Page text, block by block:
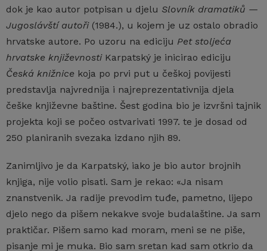
dok je kao autor potpisan u djelu Slovník dramatiků —
Jugoslávští autoři(1984.), u kojem je uz ostalo obradio
hrvatske autore. Po uzoru na ediciju Pet stoljeća
hrvatske književnostiKarpatský je inicirao ediciju
Česká knižnice koja po prvi put u češkoj povijesti
predstavlja najvrednija i najreprezentativnija djela
češke književne baštine. Šest godina bio je izvršni tajnik
projekta koji se počeo ostvarivati 1997. te je dosad od
250 planiranih svezaka izdano njih 89.
Zanimljivo je da Karpatský, iako je bio autor brojnih
knjiga, nije volio pisati. Sam je rekao: «Ja nisam
znanstvenik. Ja radije prevodim tuđe, pametno, lijepo
djelo nego da pišem nekakve svoje budalaštine. Ja sam
praktičar. Pišem samo kad moram, meni se ne piše,
pisanje mi je muka. Bio sam sretan kad sam otkrio da